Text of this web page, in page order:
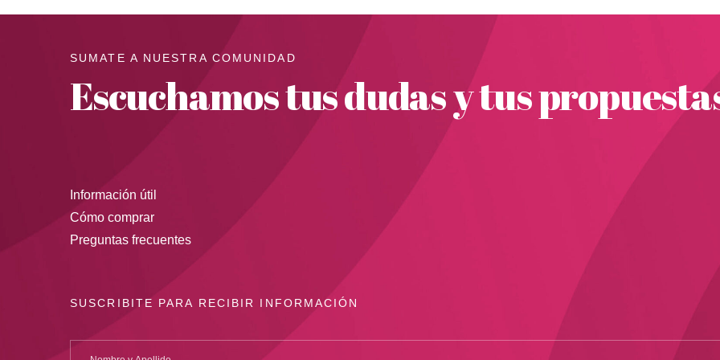
SUMATE A NUESTRA COMUNIDAD
Escuchamos tus dudas y tus
Información útil
Cómo comprar
Preguntas frecuentes
SUSCRIBITE PARA RECIBIR INFORMACIÓN